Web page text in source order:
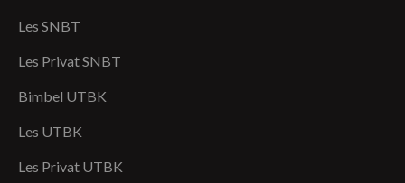
Les SNBT
Les Privat SNBT
Bimbel UTBK
Les UTBK
Les Privat UTBK